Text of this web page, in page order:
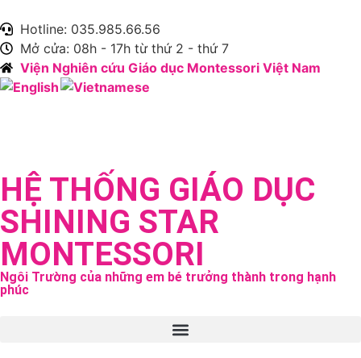
Hotline: 035.985.66.56
Mở cửa: 08h - 17h từ thứ 2 - thứ 7
Viện Nghiên cứu Giáo dục Montessori Việt Nam
HỆ THỐNG GIÁO DỤC
SHINING STAR
MONTESSORI
Ngôi Trường của những em bé trưởng thành trong hạnh
phúc